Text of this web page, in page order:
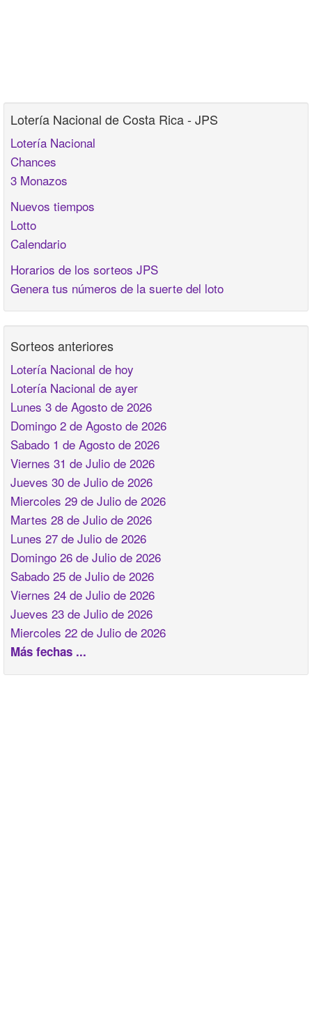
Lotería Nacional de Costa Rica - JPS
Lotería Nacional
Chances
3 Monazos
Nuevos tiempos
Lotto
Calendario
Horarios de los sorteos JPS
Genera tus números de la suerte del loto
Sorteos anteriores
Lotería Nacional de hoy
Lotería Nacional de ayer
Lunes 3 de Agosto de 2026
Domingo 2 de Agosto de 2026
Sabado 1 de Agosto de 2026
Viernes 31 de Julio de 2026
Jueves 30 de Julio de 2026
Miercoles 29 de Julio de 2026
Martes 28 de Julio de 2026
Lunes 27 de Julio de 2026
Domingo 26 de Julio de 2026
Sabado 25 de Julio de 2026
Viernes 24 de Julio de 2026
Jueves 23 de Julio de 2026
Miercoles 22 de Julio de 2026
Más fechas ...